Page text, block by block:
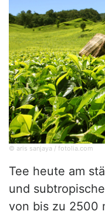
© aris sanjaya / fotolia.com
Tee heute am
und
von bis zu 2500